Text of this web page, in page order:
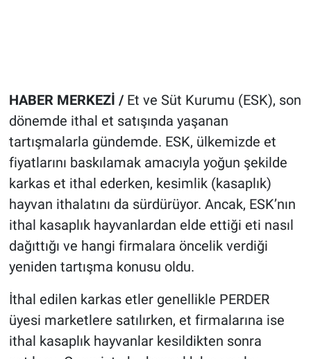
HABER MERKEZİ / Et ve Süt Kurumu (ESK), son
dönemde ithal et satışında yaşanan
tartışmalarla gündemde. ESK, ülkemizde et
fiyatlarını baskılamak amacıyla yoğun şekilde
karkas et ithal ederken, kesimlik (kasaplık)
hayvan ithalatını da sürdürüyor. Ancak, ESK’nın
ithal kasaplık hayvanlardan elde ettiği eti nasıl
dağıttığı ve hangi firmalara öncelik verdiği
yeniden tartışma konusu oldu.
İthal edilen karkas etler genellikle PERDER
üyesi marketlere satılırken, et firmalarına ise
ithal kasaplık hayvanlar kesildikten sonra